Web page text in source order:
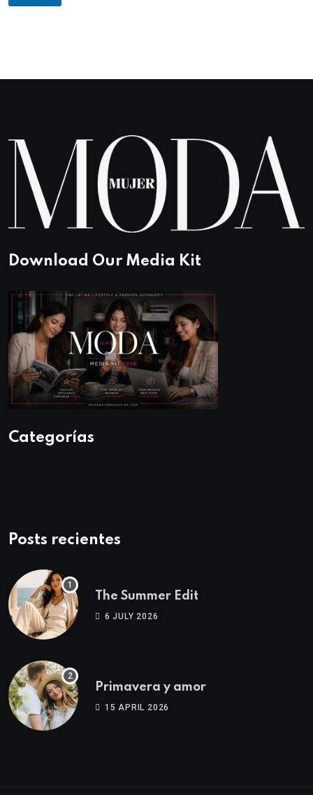
Download Our Media Kit
Categorías
Posts recientes
The Summer Edit
6 JULY 2026
Primavera y amor
15 APRIL 2026